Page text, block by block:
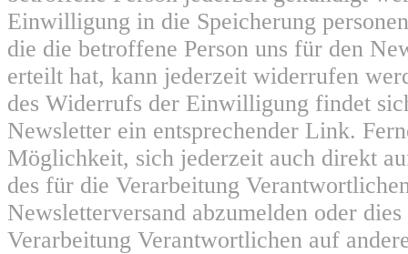
Einwilligung in die Speicherung
die die betroffene Person uns für den
erteilt hat, kann jederzeit widerrufen
des Widerrufs der Einwilligung findet
Newsletter ein entsprechender Link.
Möglichkeit, sich jederzeit auch direkt
des für die Verarbeitung
Newsletterversand abzumelden oder
Verarbeitung Verantwortlichen auf